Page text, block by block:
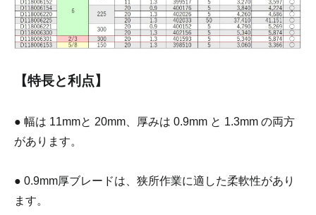
【特長と利点】
● 幅は 11mmと 20mm、厚みは 0.9mm と 1.3mm の両方
があります。
● 0.9mm厚ブレードは、狭所作業に適した柔軟性があり
ます。